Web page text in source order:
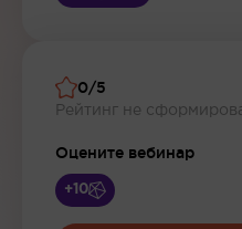
0/5
Рейтинг не
Оцените вебинар
+10